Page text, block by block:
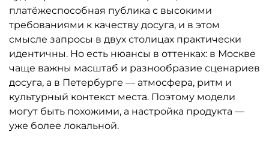
платёжеспособная публика с высокими
требованиями к качеству досуга, и в этом
смысле запросы в двух столицах практически
идентичны. Но есть нюансы в оттенках: в Москве
чаще важны масштаб и разнообразие сценариев
досуга, а в Петербурге — атмосфера, ритм и
культурный контекст места. Поэтому модели
могут быть похожими, а настройка продукта —
уже более локальной.